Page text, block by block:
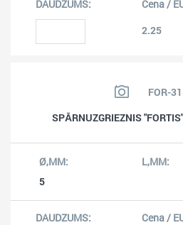
2.25
FOR-
SPĀRNUZGRIEZNIS
5